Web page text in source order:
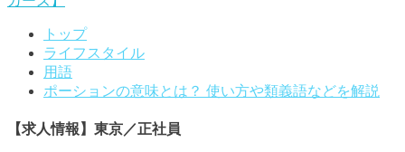
トップ
ライフスタイル
用語
ポーションの意味とは？ 使い方や類義語などを解説
【求人情報】東京／正社員